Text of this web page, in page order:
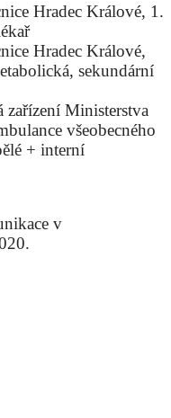
Hradec Králové, 1.
Hradec Králové,
sekundární
Ministerstva
všeobecného
+ interní
v